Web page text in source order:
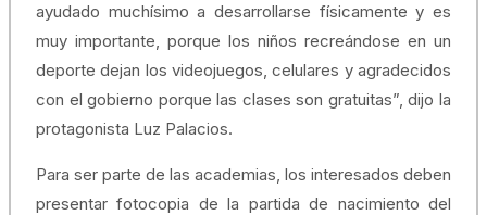
ayudado muchísimo a desarrollarse físicamente y es
muy importante, porque los niños recreándose en un
deporte dejan los videojuegos, celulares y agradecidos
con el gobierno porque las clases son gratuitas”, dijo la
protagonista Luz Palacios.
Para ser parte de las academias, los interesados deben
presentar fotocopia de la partida de nacimiento del